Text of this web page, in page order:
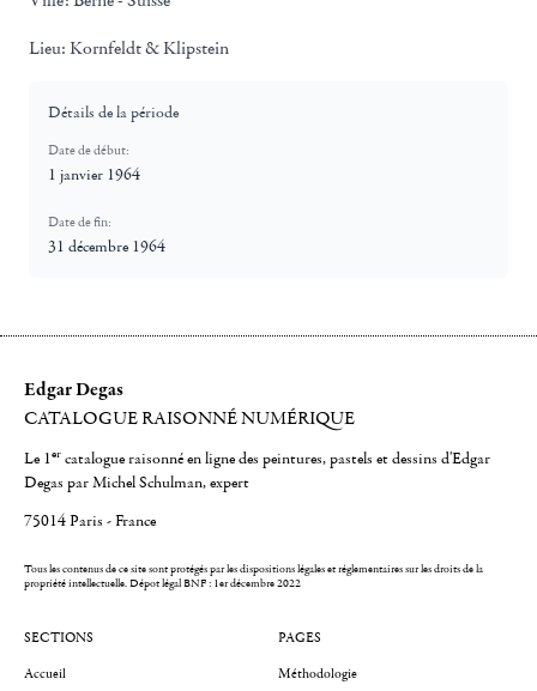
Lieu: Kornfeldt & Klipstein
Détails de la période
Date de début:
1 janvier 1964
Date de fin:
31 décembre 1964
Edgar Degas
CATALOGUE RAISONNÉ NUMÉRIQUE
Le 1er catalogue raisonné en ligne des peintures, pastels et dessins d'Edgar
Degas par Michel Schulman, expert
75014 Paris - France
Tous les contenus de ce site sont protégés par les dispositions légales et réglementaires sur les droits de la
propriété intellectuelle.Dépot légal BNF : 1er décembre 2022
SECTIONS
Accueil
PAGES
Méthodologie